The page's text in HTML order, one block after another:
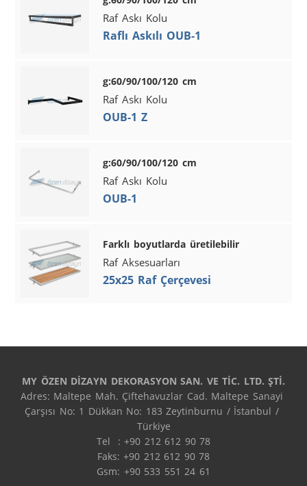
Raf Askı Kolu
Raflı Askılı OUB-1
g:60/90/100/120 cm
Raf Askı Kolu
OUB-1 Z
g:60/90/100/120 cm
Raf Askı Kolu
OUB-1
Farklı boyutlarda üretilebilir
Raf Aksesuarları
25x25 Raf Çerçevesi
MY ÖZEN DİZAYN DEKORASYON SAN. VE TİC. LTD. ŞTİ.
Adres: Maltepe Mah. Çiftehavuzlar Cad. Maltepe Sanayi
Çarşısı No: 1 Dükkan No: 183 Zeytinburnu / İstanbul /
Türkiye
Tel  : +90 212 612 90 78
Faks: +90 212 612 90 78
Gsm: +90 533 551 24 61